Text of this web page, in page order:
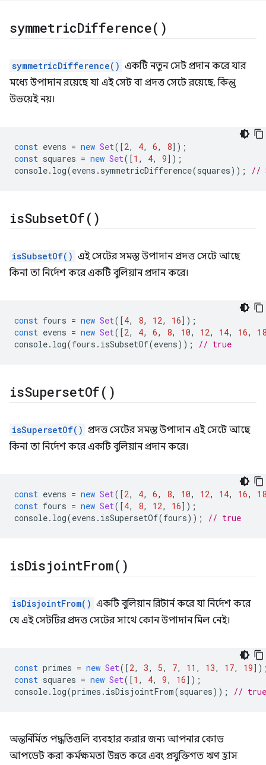
symmetricDifference( )
symmetricDifference() একটি নতুন সেট প্রদান করে যার
মধ্যে উপাদান রয়েছে যা এই সেট বা প্রদত্ত সেটে রয়েছে, কিন্তু
উভয়েই নয়।
const evens = new Set([2, 4, 6, 8]);
const squares = new Set([1 , 4, 9]);
console. log(evens . symmetricDifference(squares)); //
isSubsetOf( )
isSubsetOf() এই সেটের সমস্ত উপাদান প্রদত্ত সেটে আছে
কিনা তা নির্দেশ করে একটি বুলিয়ান প্রদান করে।
const fours = new Set([4, 8, 12, 16]);
const evens = new Set([2, 4, 6, 8, 10, 12, 14, 16,
18
console. log(fours . isSubsetOf(evens)); // true
isSupersetOf( )
isSupersetOf() প্রদত্ত সেটের সমস্ত উপাদান এই সেটে আছে
কিনা তা নির্দেশ করে একটি বুলিয়ান প্রদান করে।
const evens = new Set([2, 4, 6, 8, 10, 12, 14, 16,
18
const fours = new Set([4, 8, 12, 16]);
console. log(evens . isSupersetOf(fours)); // true
isDisjointFrom( )
isDisjointFrom() একটি বুলিয়ান রিটার্ন করে যা নির্দেশ করে
যে এই সেটটির প্রদত্ত সেটের সাথে কোন উপাদান মিল নেই।
const primes = new Set([2, 3, 5, 7, 11 , 13, 17, 19
const squares = new Set([1 , 4, 9, 16]);
console. log(primes . isDisjointFrom(squares)); // true
অন্তর্নির্মিত পদ্ধতিগুলি ব্যবহার করার জন্য আপনার কোড
আপডেট করা কর্মক্ষমতা উন্নত করে এবং প্রযুক্তিগত ঋণ হ্রাস